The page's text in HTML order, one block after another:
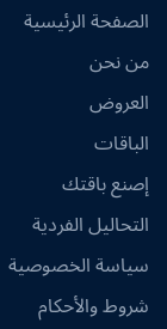
الصفحة الرئيسية
من نحن
العروض
الباقات
إصنع باقتك
التحاليل الفردية
سياسة الخصوصية
شروط والأحكام